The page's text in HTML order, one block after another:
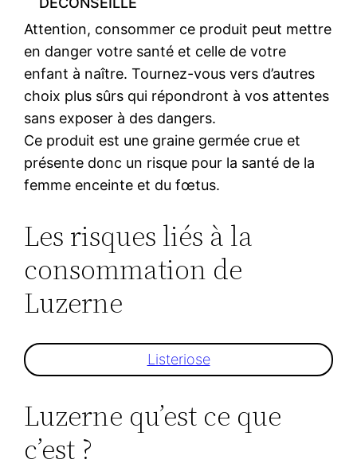
Attention, consommer ce produit peut mettre
en danger votre santé et celle de votre
enfant à naître. Tournez-vous vers d’autres
choix plus sûrs qui répondront à vos attentes
sans exposer à des dangers.
Ce produit est une graine germée crue et
présente donc un risque pour la santé de la
femme enceinte et du fœtus.
Les risques liés à la
consommation de
Luzerne
Listeriose
Luzerne qu’est ce que
c’est ?